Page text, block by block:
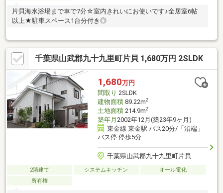
片貝海水浴場まで車で7分☆室内きれいにお使いです♪全居室6帖
以上★駐車スペース1台分付き◎
千葉県山武郡九十九里町片貝 1,680万円 2SLDK
1,680万円
間取り 2SLDK
建物面積89.22m2
土地面積214.9m2
築年月 2002年12月(築23年9ヶ月)
東金線 東金駅 バス20分/「沼端」
バス停 停歩5分
千葉県山武郡九十九里町片貝
2階建て システムキッチン
オール電化
所有権